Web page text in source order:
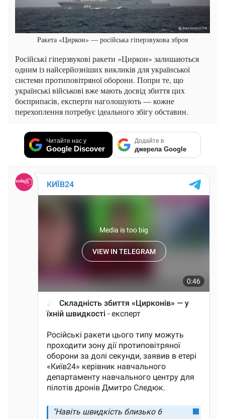
Ракета «Циркон» — російська гіперзвукова зброя
Російські гіперзвукові ракети «Циркон» залишаються
одним із найсерйозніших викликів для української
системи протиповітряної оборони. Попри те, що
українські військові вже мають досвід збиття цих
боєприпасів, експерти наголошують — кожне
перехоплення потребує ідеального збігу обставин.
Читайте нас у
Google Discover
Додайте в
джерела Google